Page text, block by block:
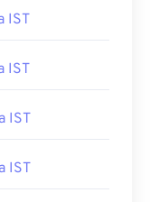
IST
IST
IST
IST